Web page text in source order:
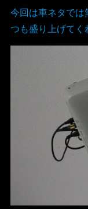
今回は車ネタで
つも盛り上げてく